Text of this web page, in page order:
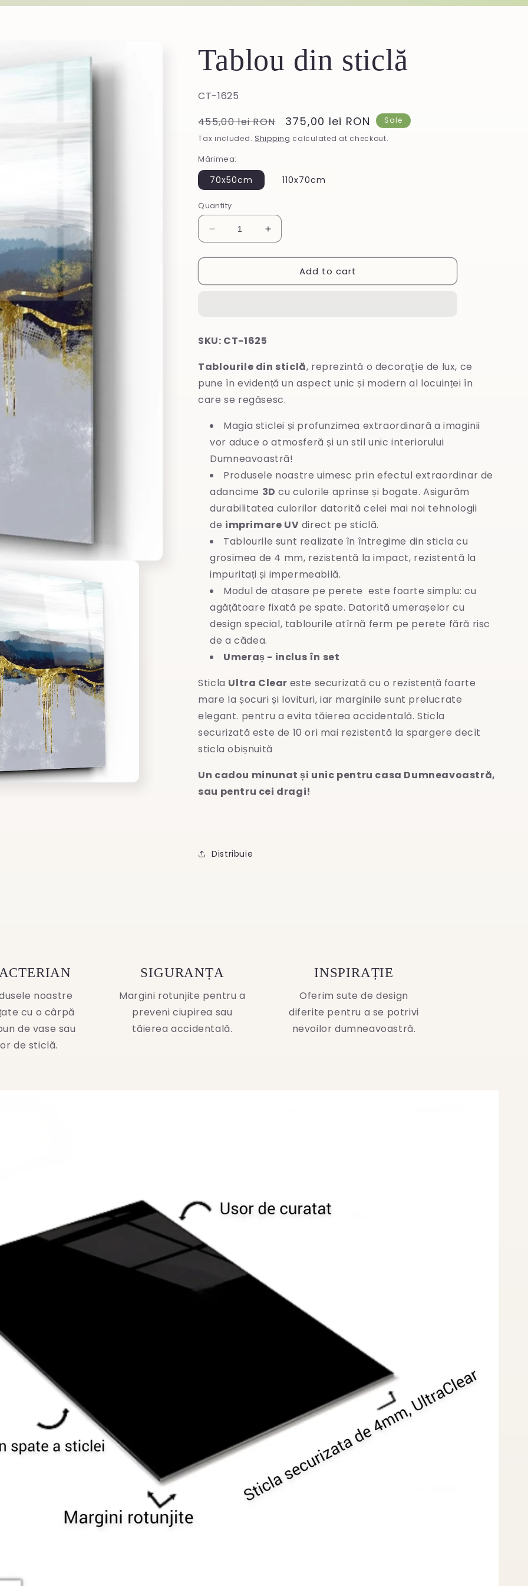
Tablou din sticlă
SKU:
CT-1625
Regular
price
455,00 lei RON
Sale
price
375,00 lei RON
Sale
Tax included. Shipping calculated at checkout.
Mărimea:
70x50cm 110x70cm
Quantity
Decrease
quantity
for
din
Increase
quantity
for
din
Add to cart
SKU: CT-1625
Tablourile din sticlă, reprezintă o decoraţie de lux, ce
pune în evidență un aspect unic și modern al locuinței în
care se regăsesc.
Magia sticlei și profunzimea extraordinară a imaginii
vor aduce o atmosferă și un stil unic interiorului
Dumneavoastră!
Produsele noastre uimesc prin efectul extraordinar de
adancime 3D cu culorile aprinse și bogate. Asigurăm
durabilitatea culorilor datorită celei mai noi tehnologii
de imprimare UV direct pe sticlă.
Tablourile sunt realizate în întregime din sticla cu
grosimea de 4 mm, rezistentă la impact, rezistentă la
impuritați și impermeabilă.
Modul de atașare pe perete este foarte simplu: cu
agățătoare fixată pe spate. Datorită umerașelor cu
design special, tablourile atîrnă ferm pe perete fără risc
de a cădea.
Umeraș - inclus în set
Sticla Ultra Clear este securizată cu o rezistență foarte
mare la șocuri și lovituri, iar marginile sunt prelucrate
elegant. pentru a evita tăierea accidentală. Sticla
securizată este de 10 ori mai rezistentă la spargere decît
sticla obișnuită
Un cadou minunat și unic pentru casa Dumneavoastră,
sau pentru cei dragi!
Distribuie
noastre
cu o cârpă
de vase sau
de sticlă.
SIGURANȚA
Margini rotunjite pentru a
preveni ciupirea sau
tăierea accidentală.
INSPIRAȚIE
Oferim sute de design
diferite pentru a se potrivi
nevoilor dumneavoastră.